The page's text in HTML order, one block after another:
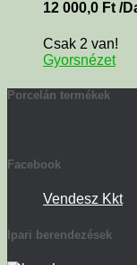
12 000,0 Ft /
Csak 2 van!
Gyorsnézet
Porcelán termékek
Facebook
Vendesz Kkt
Ipari berendezések